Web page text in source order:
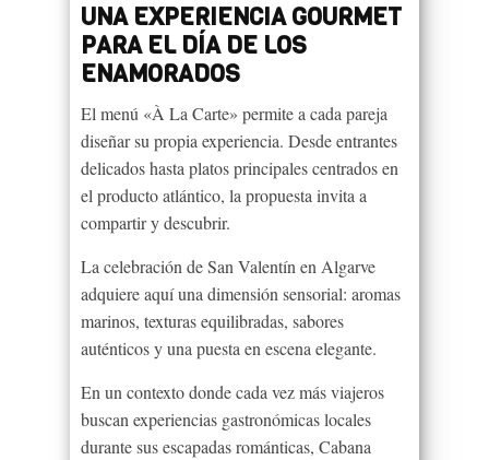
UNA EXPERIENCIA GOURMET
PARA EL DÍA DE LOS
ENAMORADOS
El menú «À La Carte» permite a cada pareja
diseñar su propia experiencia. Desde entrantes
delicados hasta platos principales centrados en
el producto atlántico, la propuesta invita a
compartir y descubrir.
La celebración de San Valentín en Algarve
adquiere aquí una dimensión sensorial: aromas
marinos, texturas equilibradas, sabores
auténticos y una puesta en escena elegante.
En un contexto donde cada vez más viajeros
buscan experiencias gastronómicas locales
durante sus escapadas románticas, Cabana